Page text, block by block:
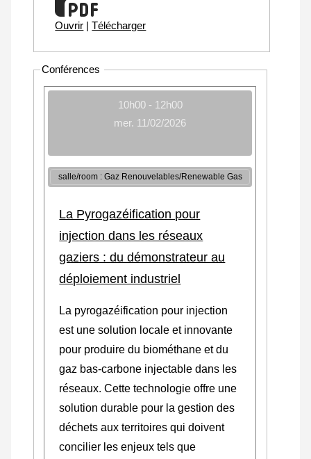
Ouvrir | Télécharger
Conférences
10h00 - 12h00
mer. 11/02/2026
salle/room : Gaz Renouvelables/Renewable Gas
La Pyrogazéification pour
injection dans les réseaux
gaziers : du démonstrateur au
déploiement industriel
La pyrogazéification pour injection
est une solution locale et innovante
pour produire du biométhane et du
gaz bas-carbone injectable dans les
réseaux. Cette technologie offre une
solution durable pour la gestion des
déchets aux territoires qui doivent
concilier les enjeux tels que